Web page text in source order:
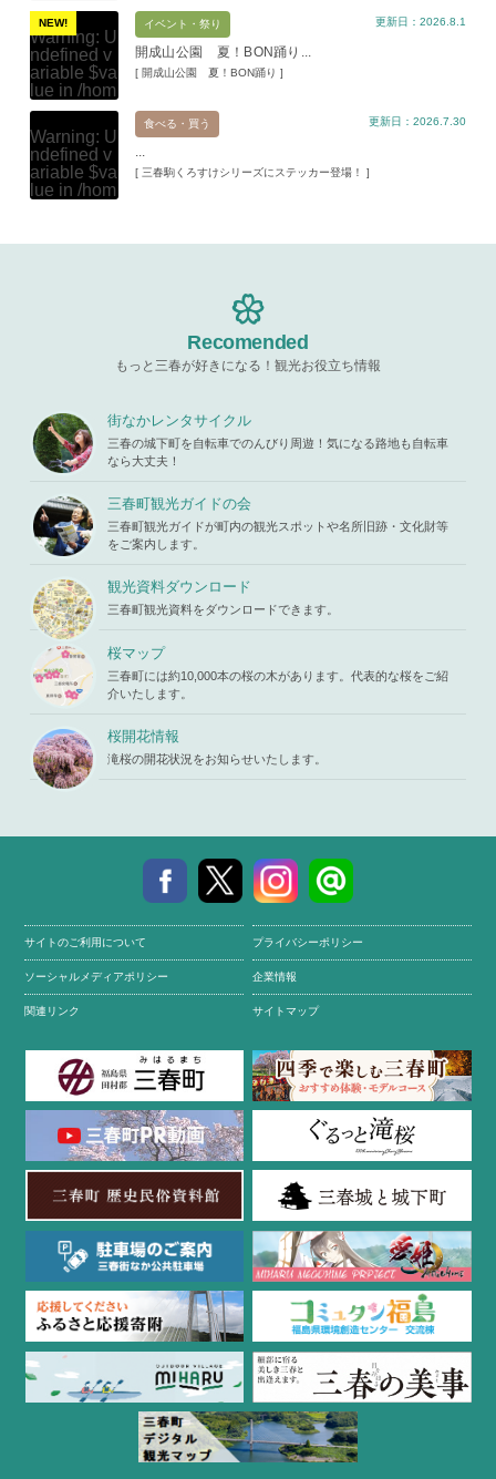
e/xs11945
9/miharuko
ma.com/pu
blic_html/w
p-content/t
hemes/mih
aru/templat
e-parts/pic
up.phpon l
ine19
Warning: A
parts/picu
p.phpon li
ne19
NEW!
Warning: U
ndefined v
ariable $va
lue in /hom
e/xs11945
9/miharuko
ma.com/pu
blic_html/w
p-content/t
hemes/mih
up.phpon l
iharukoma.
com/public
_html/wp-c
ontent/the
mes/mihar
u/template-
parts/picu
p.phpon li
ne19
イベント・祭り
開成山公園 夏！BON踊り...
[ 開成山公園 夏！BON踊り ]
更新日：2026.8.1
Warning: U
ndefined v
ariable $va
lue in /hom
ma.com/pu
ttempt to re
ad property
"ID" on null
in/home/x
iharukoma.
com/public
_html/wp-c
ontent/the
mes/mihar
u/template-
parts/picu
p.phpon li
ne 19
食べる・買う
[ 三春駒くろすけシリーズにステッカー登場！ ]
更新日：2026.7.30
Recomended
もっと三春が好きになる！観光お役立ち情報
街なかレンタサイクル
三春の城下町を自転車でのんびり周遊！気になる路地も自転車
なら大丈夫！
三春町観光ガイドの会
三春町観光ガイドが町内の観光スポットや名所旧跡・文化財等
をご案内します。
観光資料ダウンロード
三春町観光資料をダウンロードできます。
桜マップ
三春町には約10,000本の桜の木があります。代表的な桜をご紹
介いたします。
桜開花情報
滝桜の開花状況をお知らせいたします。
サイトのご利用について プライバシーポリシー
ソーシャルメディアポリシー 企業情報
関連リンク サイトマップ